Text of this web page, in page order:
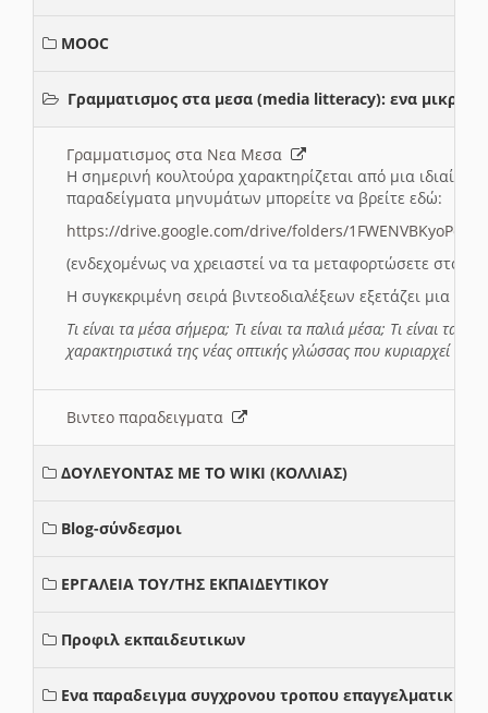
MOOC
Γραμματισμος στα μεσα (media litteracy): ενα μικρο
Γραμματισμος στα Νεα Μεσα
Η σημερινή κουλτούρα χαρακτηρίζεται από μια
παραδείγματα μηνυμάτων μπορείτε να βρείτε εδώ:
https://drive.google.com/drive/folders/
(ενδεχομένως να χρειαστεί να τα μεταφορτώσετε στο
Η συγκεκριμένη σειρά βιντεοδιαλέξεων εξετάζει μια
Τι είναι τα μέσα σήμερα; Τι είναι τα παλιά μέσα; Τι είναι τα
χαρακτηριστικά της νέας οπτικής γλώσσας που κυριαρχεί
Βιντεο παραδειγματα
ΔΟΥΛΕΥΟΝΤΑΣ ΜΕ ΤΟ WIKI (ΚΟΛΛΙΑΣ)
Blog-σύνδεσμοι
ΕΡΓΑΛΕΙΑ ΤΟΥ/ΤΗΣ ΕΚΠΑΙΔΕΥΤΙΚΟΥ
Προφιλ εκπαιδευτικων
Ενα παραδειγμα συγχρονου τροπου επαγγελματικης